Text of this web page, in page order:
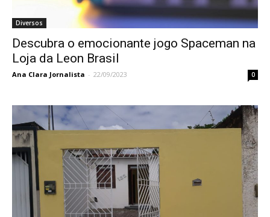
Diversos
Descubra o emocionante jogo Spaceman na
Loja da Leon Brasil
Ana Clara Jornalista - 22/09/2023 0